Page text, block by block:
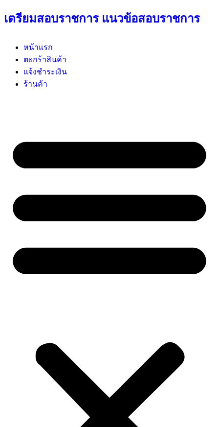
เตรียมสอบราชการ แนวข้อสอบราชการ
หน้าแรก
ตะกร้าสินค้า
แจ้งชำระเงิน
ร้านค้า